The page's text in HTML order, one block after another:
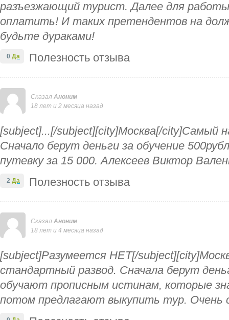
разъезжающий турист. Далее для
оплатить! И таких претендентов на
будьте дураками!
Полезность отзыва
0 Да
Сказал Аноним
18 лет и 2 месяца назад
[subject]...[/subject][city]Москва[/
Сначало берут деньги за обучение
путевку за 15 000. Алексеев Виктор
Полезность отзыва
2 Да
Сказал Аноним
18 лет и 4 месяца назад
[subject]Разумеется НЕТ[/
стандартный развод. Сначала берут
обучают прописным истинам, которые
потом предлагают выкупить тур. Очень